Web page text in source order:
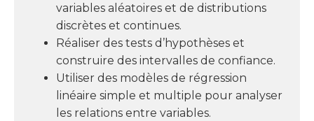
variables aléatoires et de distributions
discrètes et continues.
Réaliser des tests d’hypothèses et
construire des intervalles de confiance.
Utiliser des modèles de régression
linéaire simple et multiple pour analyser
les relations entre variables.